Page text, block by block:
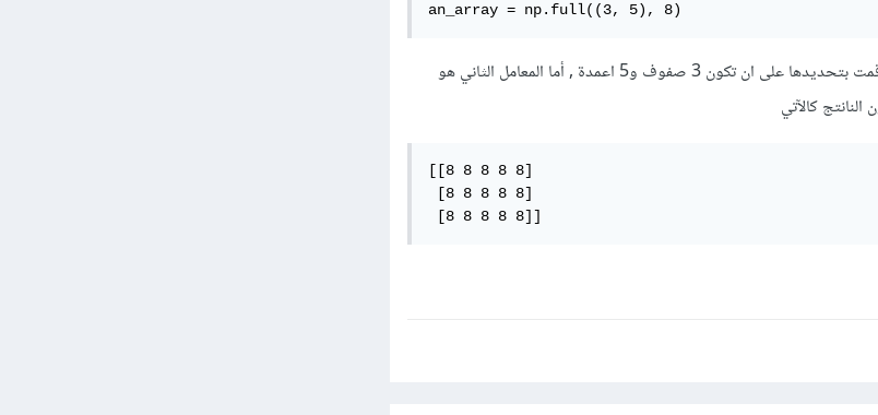
an_array = np.full((3, 5), 8)
كما تلاحظ المعامل الأول هو أبعاد المصفوفة وقمت بتحديدها على ان تكون 3 صفوف و5 اعمدة , أما المعامل الثاني هو
[[8 8 8 8 8]
[8 8 8 8 8]
[8 8 8 8 8]]